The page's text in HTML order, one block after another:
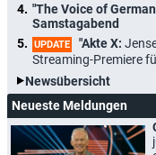
"The Voice of
Samstagabend
UPDATE "Akte X:
Streaming-Premiere
Newsübersicht
Neueste Meldungen